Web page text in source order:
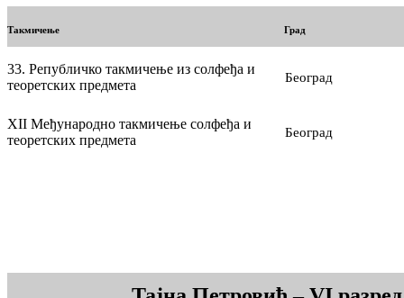
Такмичење Град
33. Републичко такмичење из солфеђа и
теоретских предмета
Београд
XII Међународно такмичење солфеђа и
теоретских предмета
Београд